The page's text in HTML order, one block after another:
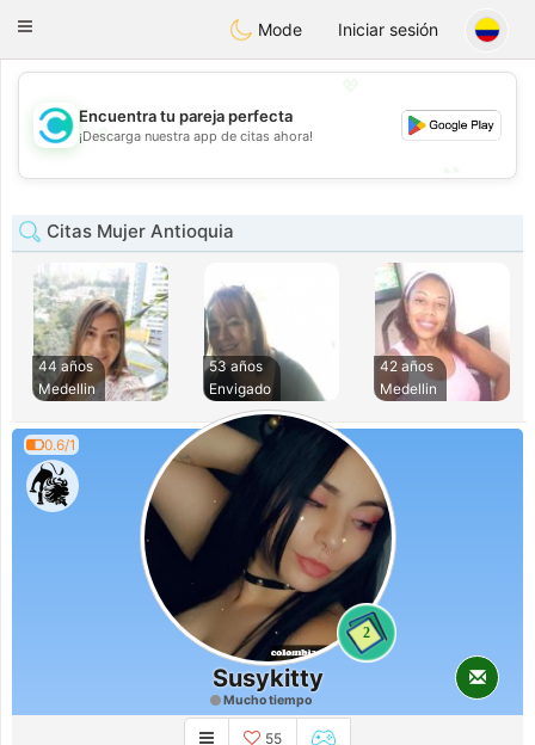
olombiaCitas
Toggle
Mode Iniciar sesión
💕
Encuentra tu pareja perfecta
¡Descarga nuestra app de citas ahora!
Citas Mujer Antioquia
44 años
Medellin
53 años
Envigado
42 años
Medellin
0.6/1
2
Susykitty
Mucho tiempo
55